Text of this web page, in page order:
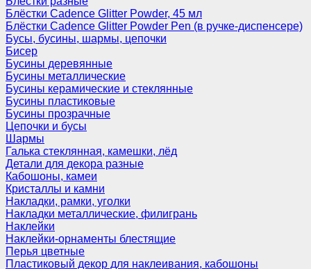
Блёстки Cadence Glitter Powder, 45 мл
Блёстки Cadence Glitter Powder Pen (в ручке-диспенсере)
Бусы, бусины, шармы, цепочки
Бисер
Бусины деревянные
Бусины металлические
Бусины керамические и стеклянные
Бусины пластиковые
Бусины прозрачные
Цепочки и бусы
Шармы
Галька стеклянная, камешки, лёд
Детали для декора разные
Кабошоны, камеи
Кристаллы и камни
Накладки, рамки, уголки
Накладки металлические, филигрань
Наклейки
Наклейки-орнаменты блестящие
Перья цветные
Пластиковый декор для наклеивания, кабошоны